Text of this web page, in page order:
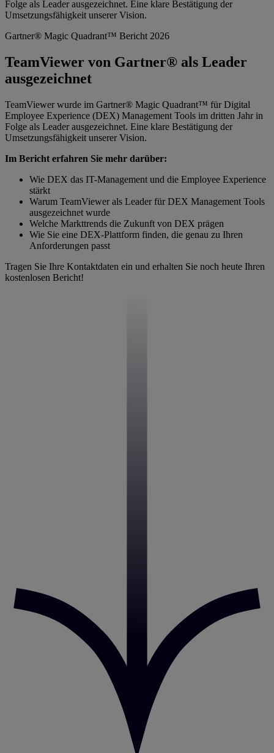
Folge als Leader ausgezeichnet. Eine klare Bestätigung der
Umsetzungsfähigkeit unserer Vision.
Gartner® Magic Quadrant™ Bericht 2026
TeamViewer von Gartner® als Leader
ausgezeichnet
TeamViewer wurde im Gartner® Magic Quadrant™ für Digital
Employee Experience (DEX) Management Tools im dritten Jahr in
Folge als Leader ausgezeichnet. Eine klare Bestätigung der
Umsetzungsfähigkeit unserer Vision.
Im Bericht erfahren Sie mehr darüber:
Wie DEX das IT-Management und die Employee Experience
stärkt
Warum TeamViewer als Leader für DEX Management Tools
ausgezeichnet wurde
Welche Markttrends die Zukunft von DEX prägen
Wie Sie eine DEX-Plattform finden, die genau zu Ihren
Anforderungen passt
Tragen Sie Ihre Kontaktdaten ein und erhalten Sie noch heute Ihren
kostenlosen Bericht!